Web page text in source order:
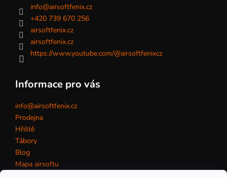
info@airsoftfenix.cz
+420 739 670 256
airsoftfenix.cz
airsoftfenix.cz
https://www.youtube.com/@airsoftfenixcz
Informace pro vás
info@airsoftfenix.cz
Prodejna
Hřiště
Tábory
Blog
Mapa airsoftu